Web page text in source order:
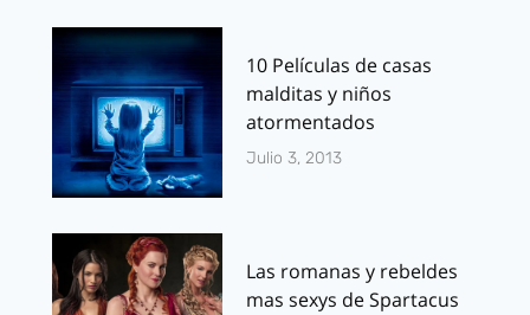
10 Películas de casas
malditas y niños
atormentados
Julio 3, 2013
Las romanas y rebeldes
mas sexys de Spartacus